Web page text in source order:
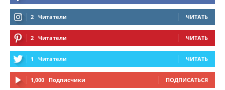
2 Читатели ЧИТАТЬ
2 Читатели ЧИТАТЬ
1 Читатели ЧИТАТЬ
1,000 Подписчики ПОДПИСАТЬСЯ